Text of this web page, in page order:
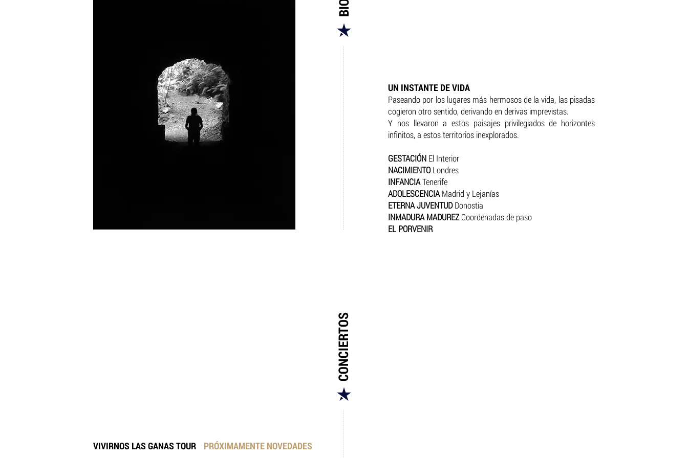
UN INSTANTE DE VIDA
Paseando por los lugares más hermosos de la vida, las pisadas
cogieron otro sentido, derivando en derivas imprevistas.
Y nos llevaron a estos paisajes privilegiados de horizontes
infinitos, a estos territorios inexplorados.
GESTACIÓN El Interior
NACIMIENTOLondres
INFANCIATenerife
ADOLESCENCIAMadrid y Lejanías
ETERNA JUVENTUDDonostia
INMADURA MADUREZCoordenadas de paso
EL PORVENIR
CONCIERTOS
VIVIRNOS LAS GANAS TOUR PRÓXIMAMENTE NOVEDADES